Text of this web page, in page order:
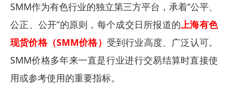
SMM作为有色行业的独立第三方平台，承着“公平、
公正、公开”的原则，每个成交日所报道的上海有色
现货价格（SMM价格） 受到行业高度、广泛认可。
SMM价格多年来一直是行业进行交易结算时直接使
用或参考使用的重要指标。